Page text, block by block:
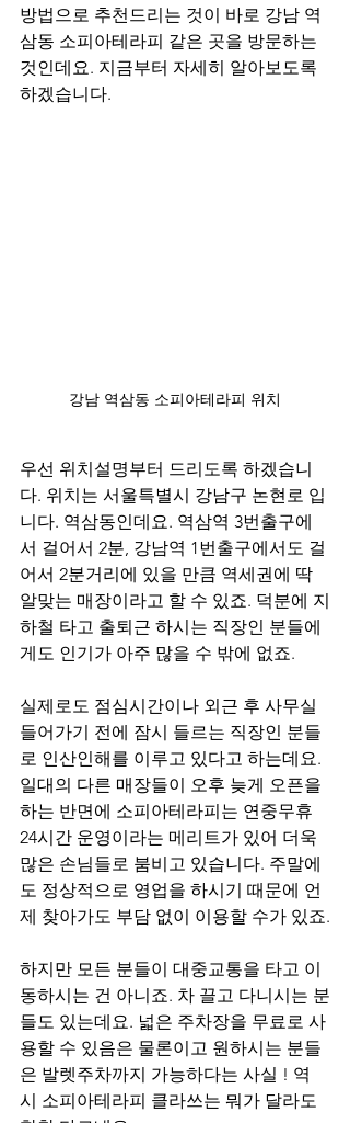
방법으로 추천드리는 것이 바로 강남 역
삼동 소피아테라피 같은 곳을 방문하는
것인데요. 지금부터 자세히 알아보도록
하겠습니다.
강남 역삼동 소피아테라피 위치
우선 위치설명부터 드리도록 하겠습니
다. 위치는 서울특별시 강남구 논현로 입
니다. 역삼동인데요. 역삼역 3번출구에
서 걸어서 2분, 강남역 1번출구에서도 걸
어서 2분거리에 있을 만큼 역세권에 딱
알맞는 매장이라고 할 수 있죠. 덕분에 지
하철 타고 출퇴근 하시는 직장인 분들에
게도 인기가 아주 많을 수 밖에 없죠.
실제로도 점심시간이나 외근 후 사무실
들어가기 전에 잠시 들르는 직장인 분들
로 인산인해를 이루고 있다고 하는데요.
일대의 다른 매장들이 오후 늦게 오픈을
하는 반면에 소피아테라피는 연중무휴
24시간 운영이라는 메리트가 있어 더욱
많은 손님들로 붐비고 있습니다. 주말에
도 정상적으로 영업을 하시기 때문에 언
제 찾아가도 부담 없이 이용할 수가 있죠.
하지만 모든 분들이 대중교통을 타고 이
동하시는 건 아니죠. 차 끌고 다니시는 분
들도 있는데요. 넓은 주차장을 무료로 사
용할 수 있음은 물론이고 원하시는 분들
은 발렛주차까지 가능하다는 사실 ! 역
시 소피아테라피 클라쓰는 뭐가 달라도